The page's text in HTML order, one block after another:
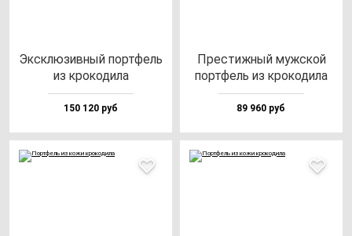
Эксклю­зив­ный пор­тфель
из кро­ко­ди­ла
150 120 руб
Прес­тиж­ный муж­ской
пор­тфель из кро­ко­ди­ла
89 960 руб